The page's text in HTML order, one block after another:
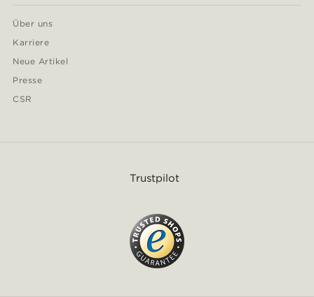
Über uns
Karriere
Neue Artikel
Presse
CSR
Trustpilot